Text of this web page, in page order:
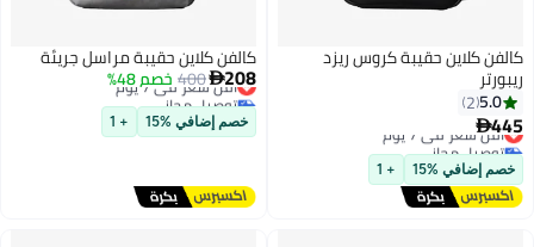
كالفن كلاين حقيبة كروس ريزد
ريبورتر
5.0
2
445أقل سعر في 7 يوم
توصيل مجاني
أقل سعر في 7 يوم
خصم إضافي %15 + 1
2
كالفن كلاين حقيبة مراسل جريئة
208
400خصم 48%
أقل سعر في 7 يوم
توصيل مجاني
أقل سعر في 7 يوم
خصم إضافي %15 + 1